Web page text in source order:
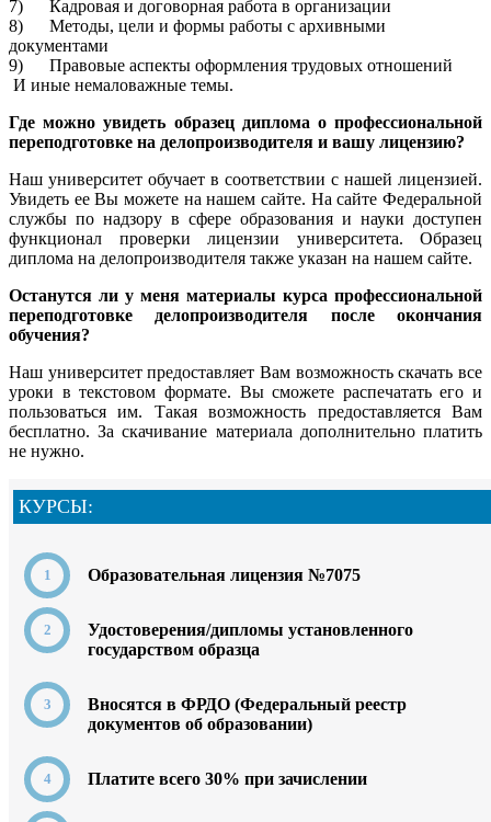
7) Кадровая и договорная работа в организации
8) Методы, цели и формы работы с архивными
документами
9) Правовые аспекты оформления трудовых отношений
И иные немаловажные темы.
Где можно увидеть образец диплома о профессиональной
переподготовке на делопроизводителя и вашу лицензию?
Наш университет обучает в соответствии с нашей лицензией.
Увидеть ее Вы можете на нашем сайте. На сайте Федеральной
службы по надзору в сфере образования и науки доступен
функционал проверки лицензии университета. Образец
диплома на делопроизводителя также указан на нашем сайте.
Останутся ли у меня материалы курса профессиональной
переподготовке делопроизводителя после окончания
обучения?
Наш университет предоставляет Вам возможность скачать все
уроки в текстовом формате. Вы сможете распечатать его и
пользоваться им. Такая возможность предоставляется Вам
бесплатно. За скачивание материала дополнительно платить
не нужно.
КУРСЫ:
Образовательная лицензия №7075
Удостоверения/дипломы установленного
государством образца
Вносятся в ФРДО (Федеральный реестр
документов об образовании)
Платите всего 30% при зачислении